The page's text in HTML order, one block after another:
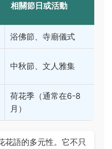
相關節日或活動
浴佛節、寺廟儀式
中秋節、文人雅集
荷花季（通常在6-8
月）
花語的多元性。它不只